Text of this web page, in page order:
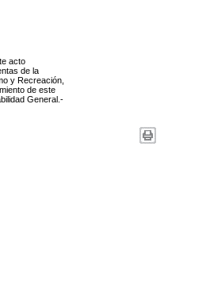
acto
de la
y Recreación,
de este
General.-